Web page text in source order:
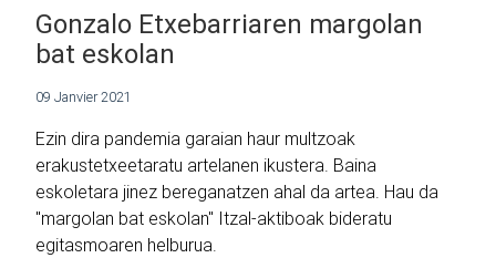
Gonzalo Etxebarriaren margolan
bat eskolan
09 Janvier 2021
Ezin dira pandemia garaian haur multzoak
erakustetxeetaratu artelanen ikustera. Baina
eskoletara jinez bereganatzen ahal da artea. Hau da
"margolan bat eskolan" Itzal-aktiboak bideratu
egitasmoaren helburua.